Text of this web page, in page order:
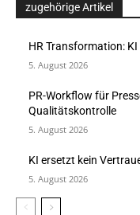
zugehörige Artikel
HR Transformation:
5. August 2026
PR-Workflow für
Qualitätskontrolle
5. August 2026
KI ersetzt kein
5. August 2026